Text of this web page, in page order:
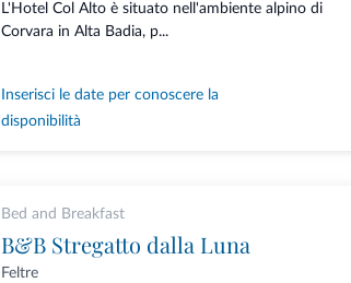
L'Hotel Col Alto è situato nell'ambiente alpino di
Corvara in Alta Badia, p...
Inserisci le date per conoscere la
disponibilità
Bed and Breakfast
B&B Stregatto dalla Luna
Feltre